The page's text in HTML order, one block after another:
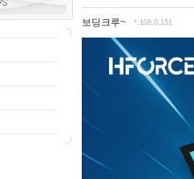
보딩크루~ *.108.0.151